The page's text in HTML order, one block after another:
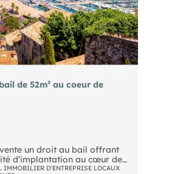
de 52m² au coeur de
un droit au bail offrant
d’implantation au cœur de
D'ENTREPRISE LOCAUX